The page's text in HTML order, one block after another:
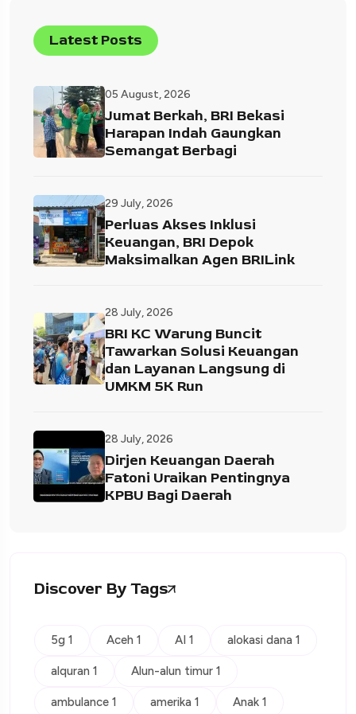
Latest Posts
05 August, 2026
Jumat Berkah, BRI Bekasi
Harapan Indah Gaungkan
Semangat Berbagi
29 July, 2026
Perluas Akses Inklusi
Keuangan, BRI Depok
Maksimalkan Agen BRILink
28 July, 2026
BRI KC Warung Buncit
Tawarkan Solusi Keuangan
dan Layanan Langsung di
UMKM 5K Run
28 July, 2026
Dirjen Keuangan Daerah
Fatoni Uraikan Pentingnya
KPBU Bagi Daerah
Discover By Tags
5g 1 Aceh 1 AI 1 alokasi dana 1
alquran 1 Alun-alun timur 1
ambulance 1 amerika 1 Anak 1